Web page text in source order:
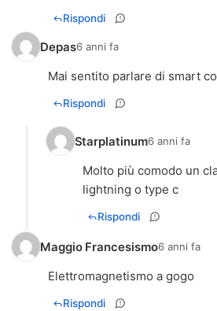
Rispondi
Depas6 anni fa
Mai sentito parlare di smart
Rispondi
Starplatinum6 anni fa
Molto più comodo un
lightning o type c
Rispondi
Maggio Francesismo6 anni fa
Elettromagnetismo a gogo
Rispondi